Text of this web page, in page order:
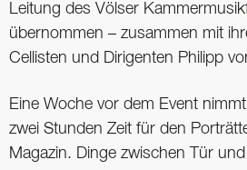
Leitung des Völser
übernommen – zusammen mit
Cellisten und Dirigenten Philipp
Eine Woche vor dem Event
zwei Stunden Zeit für den
Magazin. Dinge zwischen Tür